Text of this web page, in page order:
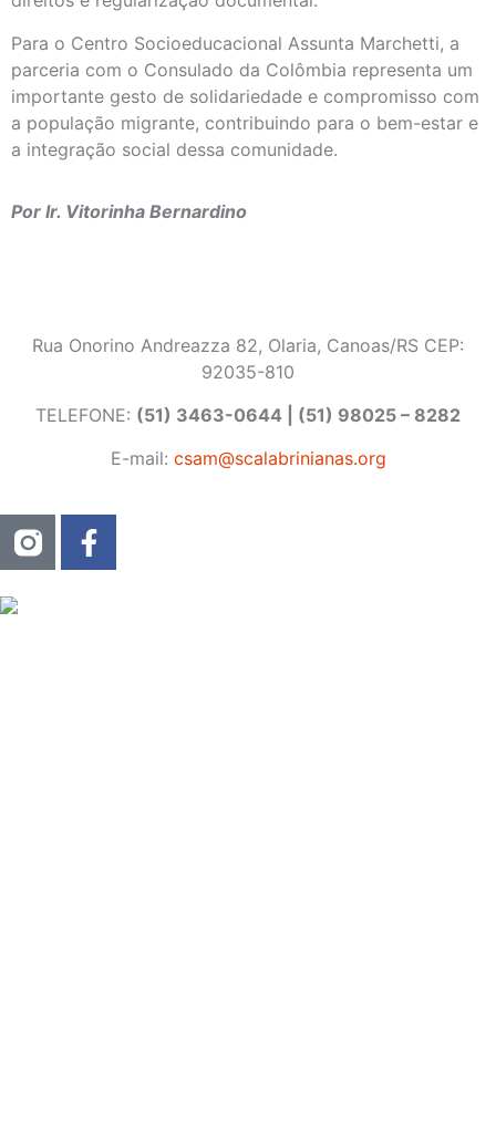
Para o Centro Socioeducacional Assunta Marchetti, a
parceria com o Consulado da Colômbia representa um
importante gesto de solidariedade e compromisso com
a população migrante, contribuindo para o bem-estar e
a integração social dessa comunidade.
Por Ir. Vitorinha Bernardino
Rua Onorino Andreazza 82, Olaria, Canoas/RS CEP:
92035-810
TELEFONE: (51) 3463-0644 | (51) 98025 – 8282
E-mail: csam@scalabrinianas.org